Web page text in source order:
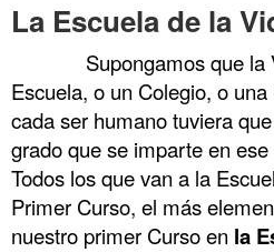
La Escuela de la
Supongamos que
Escuela, o un Colegio, o
cada ser humano tuviera
grado que se imparte en
Todos los que van a la
Primer Curso, el más
nuestro primer Curso en la